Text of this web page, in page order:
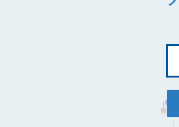
석
창